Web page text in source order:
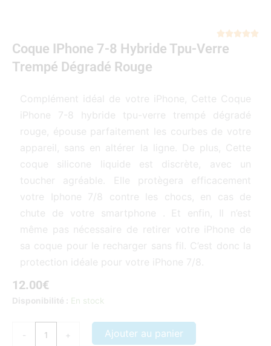

Coque IPhone 7-8 Hybride Tpu-Verre
Trempé Dégradé Rouge
Complément idéal de votre iPhone, Cette Coque
iPhone 7-8 hybride tpu-verre trempé dégradé
rouge, épouse parfaitement les courbes de votre
appareil, sans en altérer la ligne. De plus, Cette
coque silicone liquide est discrète, avec un
toucher agréable. Elle protègera efficacement
votre Iphone 7/8 contre les chocs, en cas de
chute de votre smartphone . Et enfin, Il n’est
même pas nécessaire de retirer votre iPhone de
sa coque pour le recharger sans fil. C’est donc la
protection idéale pour votre iPhone 7/8.
12.00€
Disponibilité : En stock
-
quantité
+ Ajouter au panier